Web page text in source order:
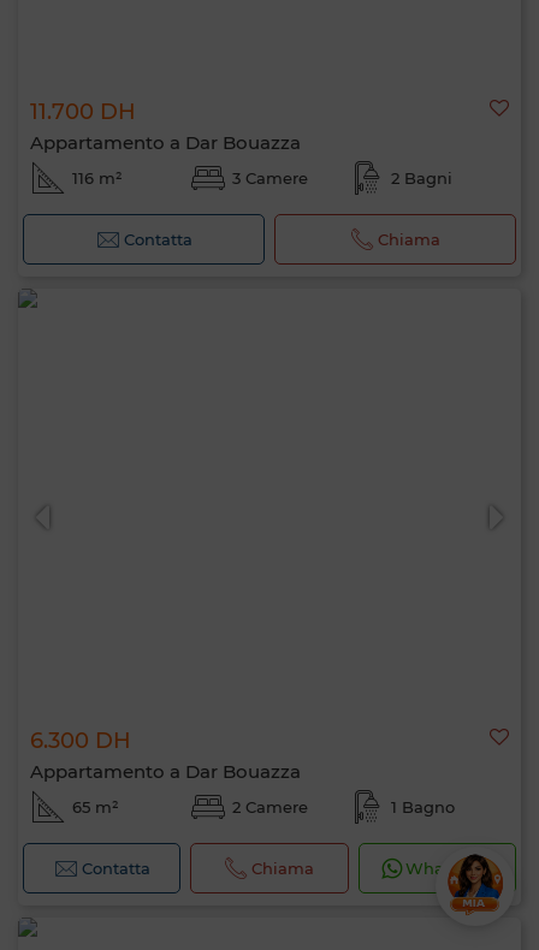
11.700 DH
Appartamento a Dar Bouazza
116 m² 3 Camere 2 Bagni
Contatta Chiama
6.300 DH
Appartamento a Dar Bouazza
65 m² 2 Camere 1 Bagno
Contatta Chiama WhatsApp